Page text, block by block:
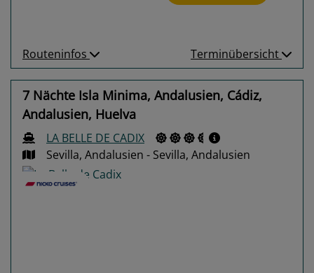
Routeninfos Terminübersicht
7 Nächte Isla Minima, Andalusien, Cádiz,
Andalusien, Huelva
LA BELLE DE CADIX
Sevilla, Andalusien - Sevilla, Andalusien